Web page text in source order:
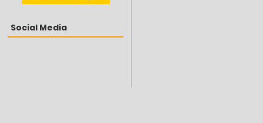
Social Media